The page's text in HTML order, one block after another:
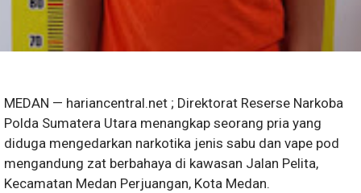
MEDAN — hariancentral.net ; Direktorat Reserse Narkoba
Polda Sumatera Utara menangkap seorang pria yang
diduga mengedarkan narkotika jenis sabu dan vape pod
mengandung zat berbahaya di kawasan Jalan Pelita,
Kecamatan Medan Perjuangan, Kota Medan.